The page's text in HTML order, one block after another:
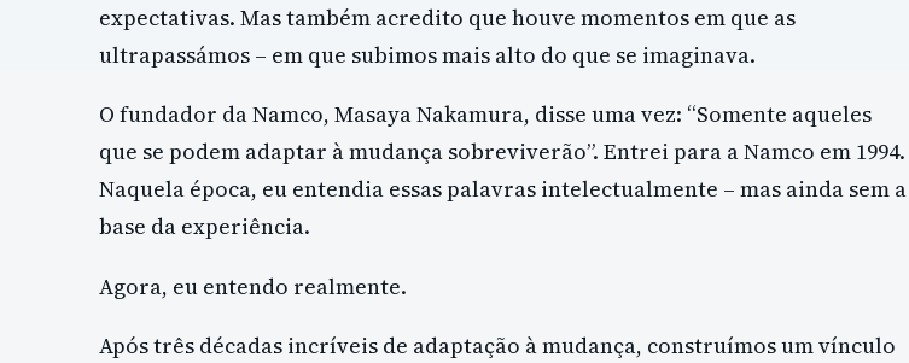
expectativas. Mas também acredito que houve momentos em que as
ultrapassámos – em que subimos mais alto do que se imaginava.
O fundador da Namco, Masaya Nakamura, disse uma vez: “Somente aqueles
que se podem adaptar à mudança sobreviverão”. Entrei para a Namco em 1994.
Naquela época, eu entendia essas palavras intelectualmente – mas ainda sem a
base da experiência.
Agora, eu entendo realmente.
Após três décadas incríveis de adaptação à mudança, construímos um vínculo